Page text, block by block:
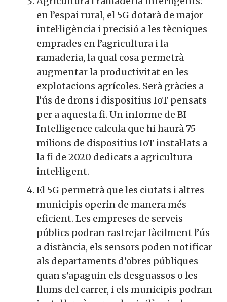
en l’espai rural, el 5G dotarà de major
intel·ligència i precisió a les tècniques
emprades en l’agricultura i la
ramaderia, la qual cosa permetrà
augmentar la productivitat en les
explotacions agrícoles. Serà gràcies a
l’ús de drons i dispositius IoT pensats
per a aquesta fi. Un informe de BI
Intelligence calcula que hi haurà 75
milions de dispositius IoT instal·lats a
la fi de 2020 dedicats a agricultura
intel·ligent.
El 5G permetrà que les ciutats i altres
municipis operin de manera més
eficient. Les empreses de serveis
públics podran rastrejar fàcilment l’ús
a distància, els sensors poden notificar
als departaments d’obres públiques
quan s’apaguin els desguassos o les
llums del carrer, i els municipis podran